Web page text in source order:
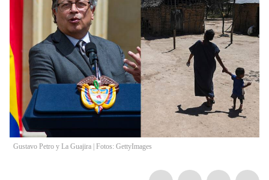
Gustavo Petro y La Guajira | Fotos: GettyImages